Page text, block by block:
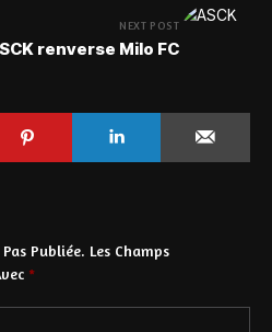
NEXT POST
renverse Milo FC
Publiée. Les Champs
*